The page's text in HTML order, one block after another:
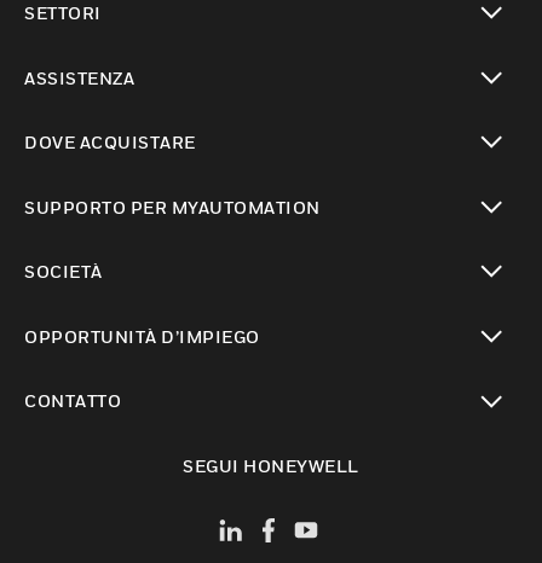
SETTORI
ASSISTENZA
DOVE ACQUISTARE
SUPPORTO PER MYAUTOMATION
SOCIETÀ
OPPORTUNITÀ D’IMPIEGO
CONTATTO
SEGUI HONEYWELL